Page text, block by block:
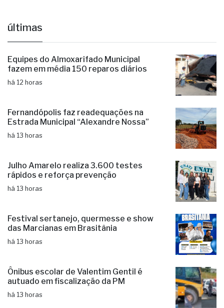
últimas
Equipes do Almoxarifado Municipal
fazem em média 150 reparos diários
há 12 horas
Fernandópolis faz readequações na
Estrada Municipal “Alexandre Nossa”
há 13 horas
Julho Amarelo realiza 3.600 testes
rápidos e reforça prevenção
há 13 horas
Festival sertanejo, quermesse e show
das Marcianas em Brasitânia
há 13 horas
Ônibus escolar de Valentim Gentil é
autuado em fiscalização da PM
há 13 horas